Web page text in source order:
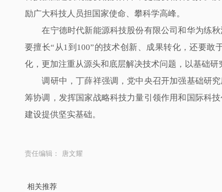
励广大科技人员担国家使命、攀科学高峰。
在宁德时代新能源科技股份有限公司和华为练秋
要擅长“从1到100”的技术创新、成果转化，还要
化，更加注重从源头和底层解决技术问题，以基础
调研中，丁薛祥强调，党中央召开加强基础研究
筹协调，发挥国家战略科技力量引领作用和国际科
建设提供坚实基础。
责任编辑： 唐文耀
相关推荐